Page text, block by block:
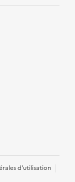
d'utilisation